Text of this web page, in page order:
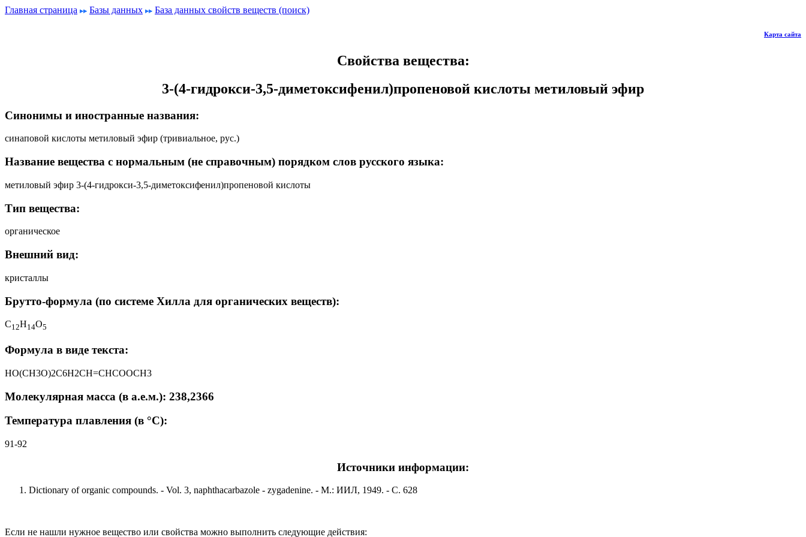
Главная страница Базы данных База данных свойств веществ (поиск)
Карта сайта
Свойства вещества:
3-(4-гидрокси-3,5-диметоксифенил)пропеновой кислоты метиловый эфир
Синонимы и иностранные названия:
синаповой кислоты метиловый эфир (тривиальное, рус.)
Название вещества с нормальным (не справочным) порядком слов русского языка:
метиловый эфир 3-(4-гидрокси-3,5-диметоксифенил)пропеновой кислоты
Тип вещества:
органическое
Внешний вид:
кристаллы
Брутто-формула (по системе Хилла для органических веществ):
C12H14O5
Формула в виде текста:
HO(CH3O)2C6H2CH=CHCOOCH3
Молекулярная масса (в а.е.м.): 238,2366
Температура плавления (в °C):
91-92
Источники информации:
Dictionary of organic compounds. - Vol. 3, naphthacarbazole - zygadenine. - М.: ИИЛ, 1949. - С. 628
Если не нашли нужное вещество или свойства можно выполнить следующие действия: